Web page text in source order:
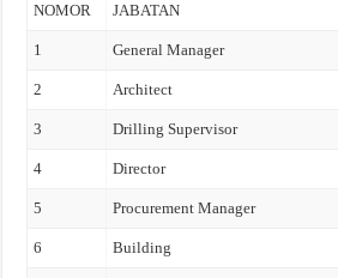
NOMOR JABATAN
1 General Manager
2 Architect
3 Drilling Supervisor
4 Director
5 Procurement Manager
6 Building